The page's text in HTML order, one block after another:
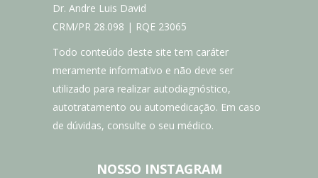
Dr. Andre Luis David
CRM/PR 28.098 | RQE 23065
Todo conteúdo deste site tem caráter
meramente informativo e não deve ser
utilizado para realizar autodiagnóstico,
autotratamento ou automedicação. Em caso
de dúvidas, consulte o seu médico.
NOSSO INSTAGRAM